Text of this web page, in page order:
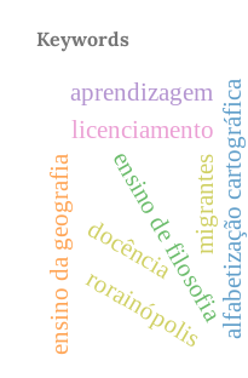
Keywords
alfabetização cartográfica
ensino de filosofia
docência
licenciamento
aprendizagem
ensino da geografia migrantes
rorainópolis